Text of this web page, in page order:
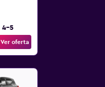
4-5
Ver oferta